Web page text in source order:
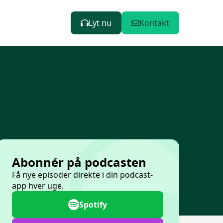
Lyt nu Kontakt
Abonnér på podcasten
Få nye episoder direkte i din podcast-
app hver uge.
Spotify